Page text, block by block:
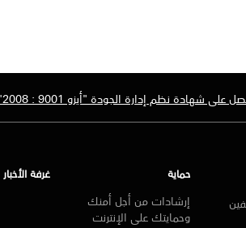
شهادة نظم إدارة الجودة "أيزو 9001 : 2008"
حماية
إرشادات من أجل أمنك
وحمايتك على الإنترنت
غرفة الأخبار